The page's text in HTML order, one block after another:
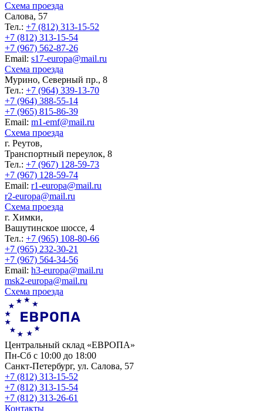
Схема проезда
Салова, 57
Тел.: +7 (812) 313-15-52
+7 (812) 313-15-54
+7 (967) 562-87-26
Еmail: s17-europa@mail.ru
Схема проезда
Мурино, Северный пр., 8
Тел.: +7 (964) 339-13-70
+7 (964) 388-55-14
+7 (965) 815-86-39
Еmail: m1-emf@mail.ru
Схема проезда
г. Реутов,
Транспортный переулок, 8
Тел.: +7 (967) 128-59-73
+7 (967) 128-59-74
Еmail: r1-europa@mail.ru
r2-europa@mail.ru
Схема проезда
г. Химки,
Вашутинское шоссе, 4
Тел.: +7 (965) 108-80-66
+7 (965) 232-30-21
+7 (967) 564-34-56
Еmail: h3-europa@mail.ru
msk2-europa@mail.ru
Схема проезда
Центральный склад «ЕВРОПА»
Пн-Сб с 10:00 до 18:00
Санкт-Петербург, ул. Салова, 57
+7 (812) 313-15-52
+7 (812) 313-15-54
+7 (812) 313-26-61
Контакты